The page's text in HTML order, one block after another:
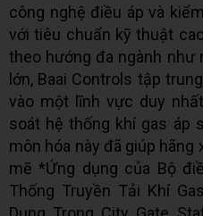
công nghệ điều áp và
với tiêu chuẩn kỹ thuật
theo hướng đa ngành như
lớn, Baai Controls tập
vào một lĩnh vực duy
soát hệ thống khí gas áp
môn hóa này đã giúp
mẽ *Ứng dụng của Bộ
Thống Truyền Tải Khí